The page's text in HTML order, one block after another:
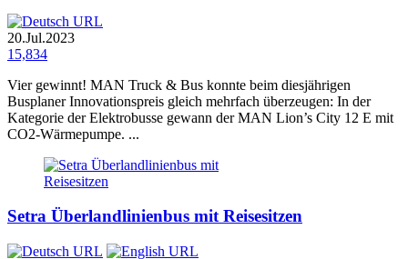
20.Jul.2023
15,834
Vier gewinnt! MAN Truck & Bus konnte beim diesjährigen
Busplaner Innovationspreis gleich mehrfach überzeugen: In der
Kategorie der Elektrobusse gewann der MAN Lion’s City 12 E mit
CO2-Wärmepumpe. ...
Setra Überlandlinienbus mit Reisesitzen